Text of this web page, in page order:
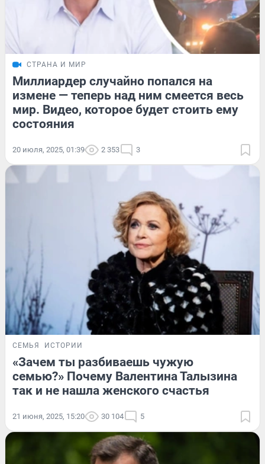
СТРАНА И МИР
Миллиардер случайно попался на
измене — теперь над ним смеется весь
мир. Видео, которое будет стоить ему
состояния
20 июля, 2025, 01:39 2 353 3
СЕМЬЯ ИСТОРИИ
«Зачем ты разбиваешь чужую
семью?» Почему Валентина Талызина
так и не нашла женского счастья
21 июня, 2025, 15:20 30 104 5